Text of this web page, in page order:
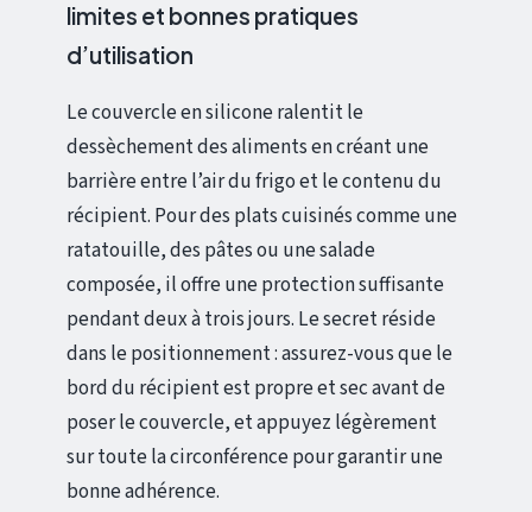
limites et bonnes pratiques
d’utilisation
Le couvercle en silicone ralentit le
dessèchement des aliments en créant une
barrière entre l’air du frigo et le contenu du
récipient. Pour des plats cuisinés comme une
ratatouille, des pâtes ou une salade
composée, il offre une protection suffisante
pendant deux à trois jours. Le secret réside
dans le positionnement : assurez-vous que le
bord du récipient est propre et sec avant de
poser le couvercle, et appuyez légèrement
sur toute la circonférence pour garantir une
bonne adhérence.